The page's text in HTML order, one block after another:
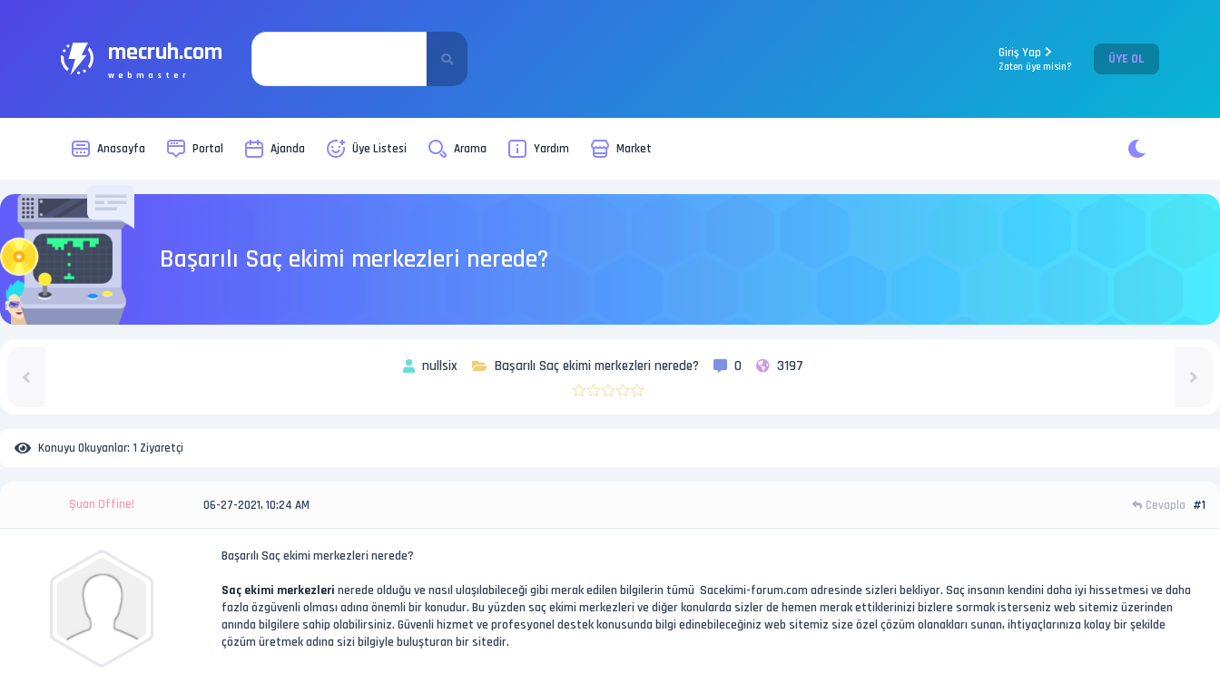
mecruh.com
webmaster
Giriş Yap
Zaten üye misin? ÜYE OL
Anasayfa Portal Ajanda Üye Listesi Arama Yardım Market
Başarılı Saç ekimi merkezleri nerede?
nullsix Başarılı Saç ekimi merkezleri nerede? 0 3197
Konuyu Okuyanlar: 1 Ziyaretçi
Şuan Offine! 06-27-2021, 10:24 AM Cevapla #1
Başarılı Saç ekimi merkezleri nerede?
Saç ekimi merkezleri nerede olduğu ve nasıl ulaşılabileceği gibi merak edilen bilgilerin tümü Sacekimi-forum.com adresinde sizleri bekliyor. Saç insanın kendini daha iyi hissetmesi ve daha
fazla özgüvenli olması adına önemli bir konudur. Bu yüzden saç ekimi merkezleri ve diğer konularda sizler de hemen merak ettiklerinizi bizlere sormak isterseniz web sitemiz üzerinden
anında bilgilere sahip olabilirsiniz. Güvenli hizmet ve profesyonel destek konusunda bilgi edinebileceğiniz web sitemiz size özel çözüm olanakları sunan, ihtiyaçlarınıza kolay bir şekilde
çözüm üretmek adına sizi bilgiyle buluşturan bir sitedir.